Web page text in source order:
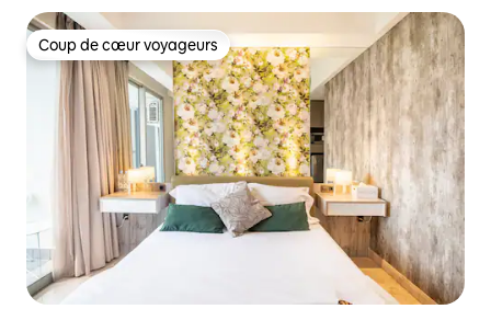
Coup de cœur voyageurs
Coup de cœur voyageurs